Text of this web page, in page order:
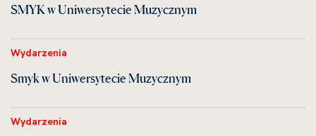
SMYK w Uniwersytecie Muzycznym
Wydarzenia
Smyk w Uniwersytecie Muzycznym
Wydarzenia